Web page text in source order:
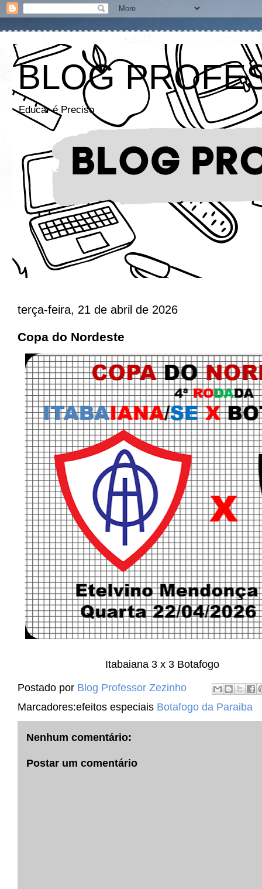
BLOG
Educar é Preciso
terça-feira, 21 de abril de 2026
Copa do Nordeste
Itabaiana 3 x 3 Botafogo
Postado por Blog Professor Zezinho
Marcadores:efeitos especiais Botafogo da Paraiba
Nenhum comentário:
Postar um comentário